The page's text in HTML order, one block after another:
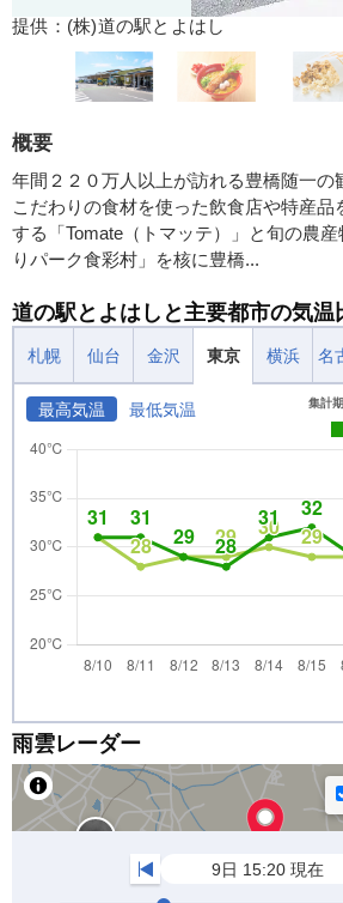
提供：(株)道の駅とよはし
概要
年間２２０万人以上が訪れる豊橋随一の
こだわりの食材を使った飲食店や特産品
する「Tomate（トマッテ）」と旬の農
りパーク食彩村」を核に豊橋...
道の駅とよはしと主要都市の気温
札幌 仙台 金沢 東京 横浜 名
最高気温 最低気温 集計
雨雲レーダー